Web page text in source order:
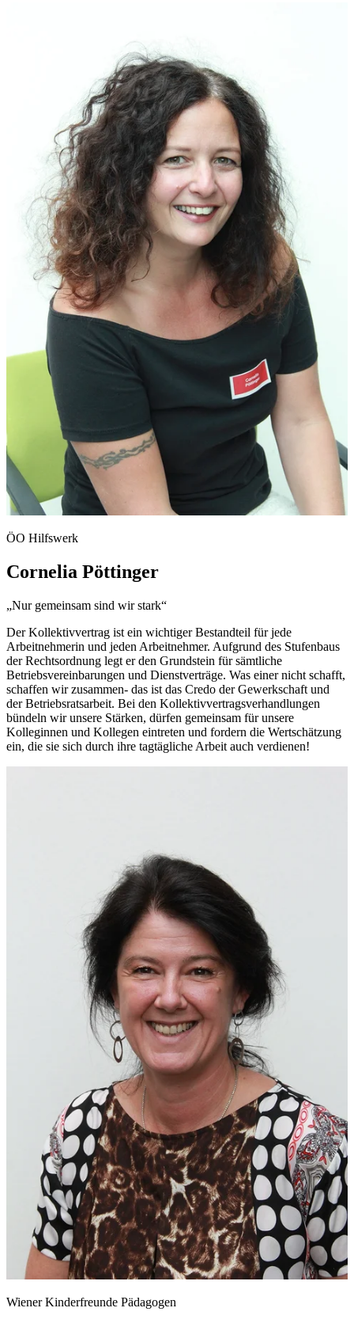
ÖO Hilfswerk
Cornelia Pöttinger
„Nur gemeinsam sind wir stark“
Der Kollektivvertrag ist ein wichtiger Bestandteil für jede
Arbeitnehmerin und jeden Arbeitnehmer. Aufgrund des Stufenbaus
der Rechtsordnung legt er den Grundstein für sämtliche
Betriebsvereinbarungen und Dienstverträge. Was einer nicht schafft,
schaffen wir zusammen- das ist das Credo der Gewerkschaft und
der Betriebsratsarbeit. Bei den Kollektivvertragsverhandlungen
bündeln wir unsere Stärken, dürfen gemeinsam für unsere
Kolleginnen und Kollegen eintreten und fordern die Wertschätzung
ein, die sie sich durch ihre tagtägliche Arbeit auch verdienen!
Wiener Kinderfreunde Pädagogen